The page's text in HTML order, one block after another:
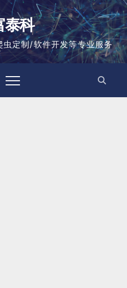
泰科
定制/软件开发等专业服务